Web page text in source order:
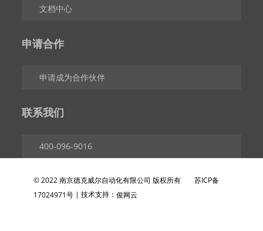
文档中心
申请合作
申请成为合作伙伴
联系我们
400-096-9016
© 2022 南京德克威尔自动化有限公司 版权所有
苏ICP备
17024971号 | 技术支持：俊网云